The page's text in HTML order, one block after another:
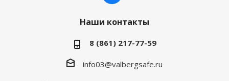
Наши контакты
8 (861) 217-77-59
info03@valbergsafe.ru